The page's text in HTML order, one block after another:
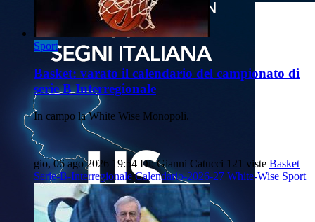
Sport
Basket: varato il calendario del campionato di
serie B Interregionale
In campo la White Wise Monopoli.
gio, 06 ago 2026 19:54 Di: Gianni Catucci 121 viste Basket
Serie-B-Interregionale Calendario-2026-27 White-Wise Sport